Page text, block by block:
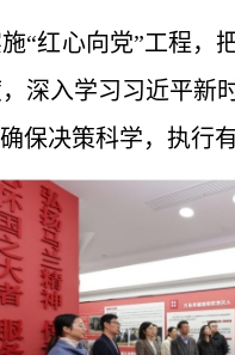
“红心向党”工程
深入学习习近平新
保决策科学，执行